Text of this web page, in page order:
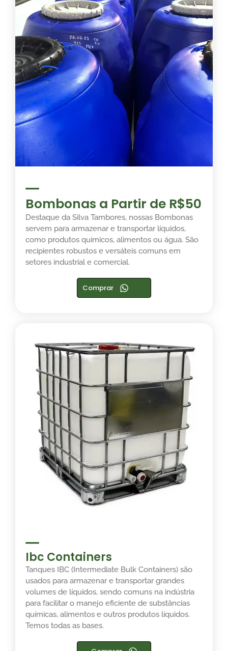
Bombonas a Partir de R$50
Destaque da Silva Tambores, nossas Bombonas
servem para armazenar e transportar líquidos,
como produtos químicos, alimentos ou água. São
recipientes robustos e versáteis comuns em
setores industrial e comercial.
Comprar
Ibc Containers
Tanques IBC (Intermediate Bulk Containers) são
usados para armazenar e transportar grandes
volumes de líquidos, sendo comuns na indústria
para facilitar o manejo eficiente de substâncias
químicas, alimentos e outros produtos líquidos.
Temos todas as bases.